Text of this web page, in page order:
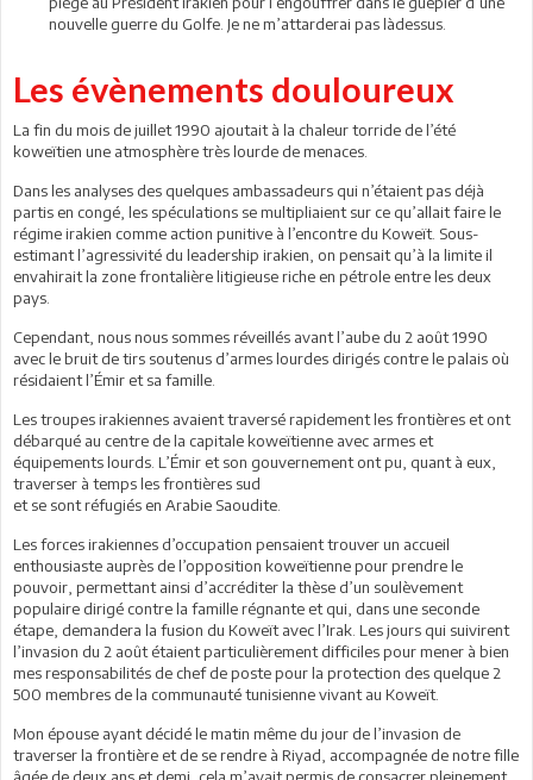
nouvelle guerre du Golfe. Je ne m’attarderai pas làdessus.
Les évènements douloureux
La fin du mois de juillet 1990 ajoutait à la chaleur torride de l’été
koweïtien une atmosphère très lourde de menaces.
Dans les analyses des quelques ambassadeurs qui n’étaient pas déjà
partis en congé, les spéculations se multipliaient sur ce qu’allait faire le
régime irakien comme action punitive à l’encontre du Koweït. Sous-
estimant l’agressivité du leadership irakien, on pensait qu’à la limite il
envahirait la zone frontalière litigieuse riche en pétrole entre les deux
pays.
Cependant, nous nous sommes réveillés avant l’aube du 2 août 1990
avec le bruit de tirs soutenus d’armes lourdes dirigés contre le palais où
résidaient l’Émir et sa famille.
Les troupes irakiennes avaient traversé rapidement les frontières et ont
débarqué au centre de la capitale koweïtienne avec armes et
équipements lourds. L’Émir et son gouvernement ont pu, quant à eux,
traverser à temps les frontières sud
et se sont réfugiés en Arabie Saoudite.
Les forces irakiennes d’occupation pensaient trouver un accueil
enthousiaste auprès de l’opposition koweïtienne pour prendre le
pouvoir, permettant ainsi d’accréditer la thèse d’un soulèvement
populaire dirigé contre la famille régnante et qui, dans une seconde
étape, demandera la fusion du Koweït avec l’Irak. Les jours qui suivirent
l’invasion du 2 août étaient particulièrement difficiles pour mener à bien
mes responsabilités de chef de poste pour la protection des quelque 2
500 membres de la communauté tunisienne vivant au Koweït.
Mon épouse ayant décidé le matin même du jour de l’invasion de
traverser la frontière et de se rendre à Riyad, accompagnée de notre fille